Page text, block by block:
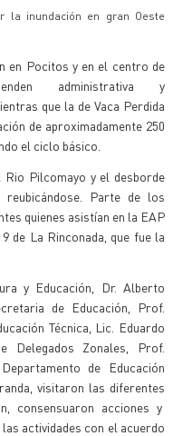
la inundación en gran Oeste
en Pocitos y en el centro de
administrativa y
que la de Vaca Perdida
de aproximadamente 250
el ciclo básico.
Rio Pilcomayo y el desborde
reubicándose. Parte de los
quienes asistían en la EAP
de La Rinconada, que fue la
y Educación, Dr. Alberto
de Educación, Prof.
Técnica, Lic. Eduardo
Delegados Zonales, Prof.
de Educación
visitaron las diferentes
consensuaron acciones y
actividades con el acuerdo